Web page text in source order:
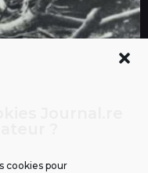
cookies pour
frappait La